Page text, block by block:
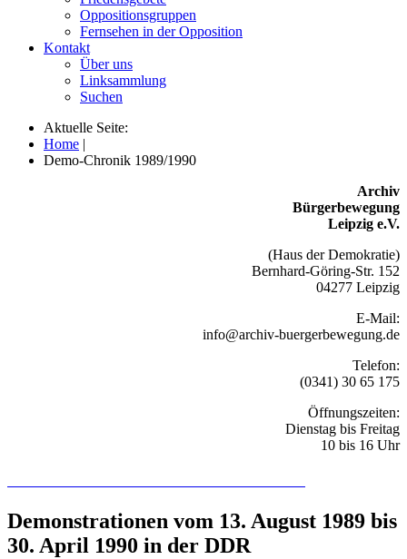
Oppositionsgruppen
Fernsehen in der Opposition
Kontakt
Über uns
Linksammlung
Suchen
Aktuelle Seite:
Home |
Demo-Chronik 1989/1990
Archiv
Bürgerbewegung
Leipzig e.V.
(Haus der Demokratie)
Bernhard-Göring-Str. 152
04277 Leipzig
E-Mail:
info@archiv-buergerbewegung.de
Telefon:
(0341) 30 65 175
Öffnungszeiten:
Dienstag bis Freitag
10 bis 16 Uhr
Demonstrationen vom 13. August 1989 bis
30. April 1990 in der DDR